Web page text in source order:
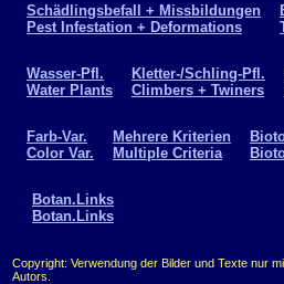
Schädlingsbefall + Missbildungen
Pest Infestation + Deformations
Wasser-Pfl.
Water Plants
Kletter-/Schling-Pfl.
Climbers + Twiners
Farb-Var.
Color Var.
Mehrere Kriterien
Multiple Criteria
Botan.Links
Botan.Links
Copyright: Verwendung der Bilder und Texte nur
Autors.